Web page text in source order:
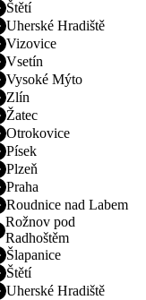
Štětí
Uherské Hradiště
Vizovice
Vsetín
Vysoké Mýto
Zlín
Žatec
Otrokovice
Písek
Plzeň
Praha
Roudnice nad Labem
Rožnov pod
Radhoštěm
Šlapanice
Štětí
Uherské Hradiště